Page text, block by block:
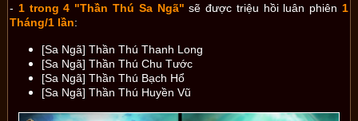
- 1 trong 4 "Thần Thú Sa Ngã" sẽ được triệu hồi luân phiên 1
Tháng/1 lần:
[Sa Ngã] Thần Thú Thanh Long
[Sa Ngã] Thần Thú Chu Tước
[Sa Ngã] Thần Thú Bạch Hổ
[Sa Ngã] Thần Thú Huyền Vũ